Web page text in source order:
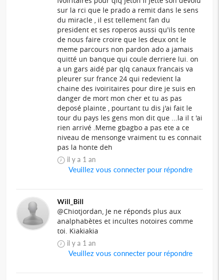
sur la rci que le prado a remit dans le sens
du miracle , il est tellement fan du
president et ses roperos aussi qu'ils tente
de nous faire croire que les deux ont le
meme parcours non pardon ado a jamais
quitté un banque qui coule derriere lui. on
a un gars aidé par qlq canaux francais va
pleurer sur france 24 qui redevient la
chaine des ivoiritaires pour dire je suis en
danger de mort mon cher et tu as pas
deposé plainte , pourtant tu dis j'ai fait le
tour du pays les gens mon dit que ...la il t 'ai
rien arrivé .Meme gbagbo a pas ete a ce
niveau de mensonge vraiment tu es connait
pas la honte deh
il y a 1 an
Veuillez vous connecter pour répondre
Will_Bill
@Chiotjordan, Je ne réponds plus aux
analphabètes et incultes notoires comme
toi. Kiakiakia
il y a 1 an
Veuillez vous connecter pour répondre